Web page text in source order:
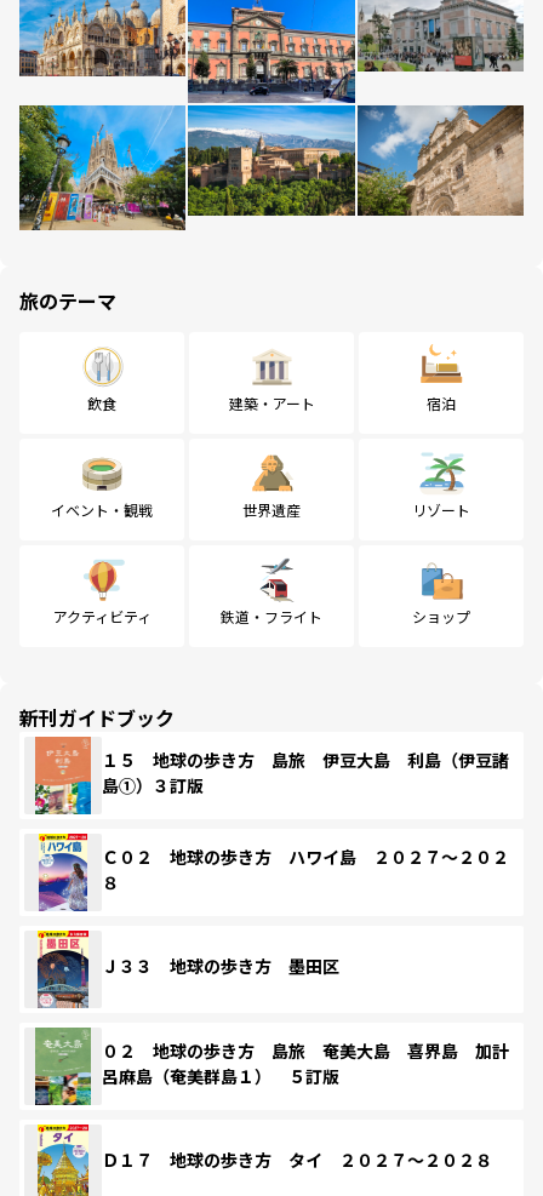
旅のテーマ
飲食 建築・アート 宿泊
イベント・観戦 世界遺産 リゾート
アクティビティ 鉄道・フライト ショップ
新刊ガイドブック
１５ 地球の歩き方 島旅 伊豆大島 利島（伊豆諸
島①）３訂版
Ｃ０２ 地球の歩き方 ハワイ島 ２０２７～２０２
８
Ｊ３３ 地球の歩き方 墨田区
０２ 地球の歩き方 島旅 奄美大島 喜界島 加計
呂麻島（奄美群島１） ５訂版
Ｄ１７ 地球の歩き方 タイ ２０２７～２０２８